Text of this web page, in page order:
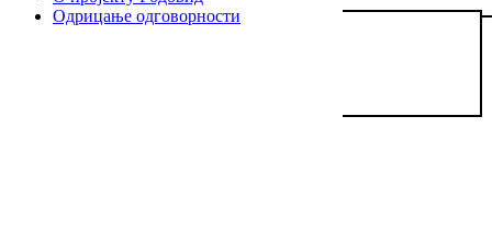
Одрицање одговорности